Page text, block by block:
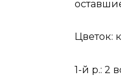
Цветок:
1-й р.: 2